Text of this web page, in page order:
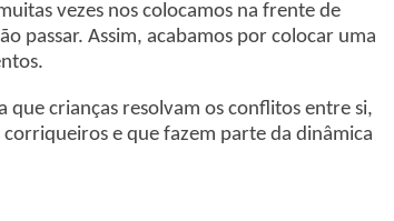
vezes nos colocamos na frente de
passar. Assim, acabamos por colocar uma
crianças resolvam os conflitos entre si,
e que fazem parte da dinâmica